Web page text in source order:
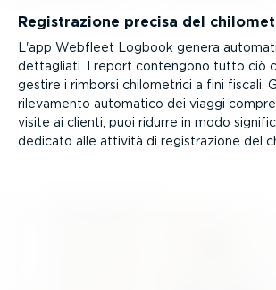
Registra­zione precisa del
L'app Webfleet Logbook genera
dettagliati. I report contengono tutto ciò
gestire i rimborsi chilo­me­trici a fini fiscali.
rilevamento automatico dei viaggi
visite ai clienti, puoi ridurre in modo
dedicato alle attività di registra­zione del